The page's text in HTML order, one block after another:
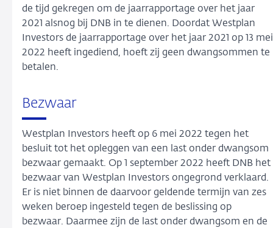
de tijd gekregen om de jaarrapportage over het jaar
2021 alsnog bij DNB in te dienen. Doordat Westplan
Investors de jaarrapportage over het jaar 2021 op 13 mei
2022 heeft ingediend, hoeft zij geen dwangsommen te
betalen.
Bezwaar
Westplan Investors heeft op 6 mei 2022 tegen het
besluit tot het opleggen van een last onder dwangsom
bezwaar gemaakt. Op 1 september 2022 heeft DNB het
bezwaar van Westplan Investors ongegrond verklaard.
Er is niet binnen de daarvoor geldende termijn van zes
weken beroep ingesteld tegen de beslissing op
bezwaar. Daarmee zijn de last onder dwangsom en de